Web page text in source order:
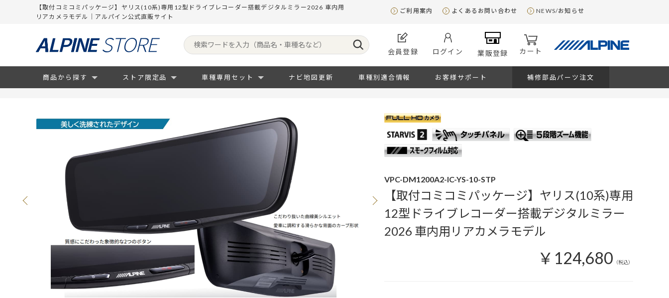
【取付コミコミパッケージ】ヤリス(10系)専用12型ドライブレコーダー搭載デジタルミラー2026 車内用
リアカメラモデル｜アルパイン公式直販サイト
ご利用案内 よくあるお問い合わせ NEWS/お知らせ
会員登録 ログイン 業販登録 カート
商品から探す ストア限定品 車種専用セット ナビ地図更新 車種別適合情報 お客様サポート 補修部品パーツ注文
VPC-DM1200A2-IC-YS-10-STP
【取付コミコミパッケージ】ヤリス(10系)専用
12型ドライブレコーダー搭載デジタルミラー
2026 車内用リアカメラモデル
￥124,680 （税込）